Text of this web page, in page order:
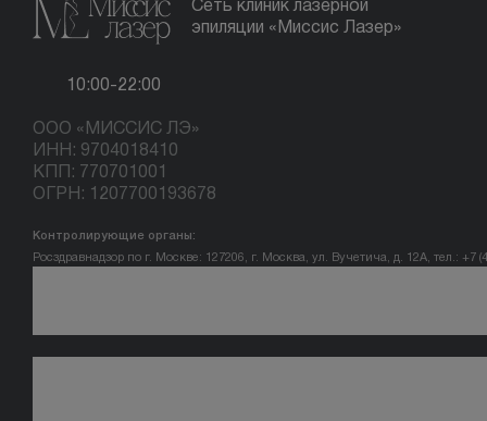
Сеть клиник лазерной
эпиляции «Миссис Лазер»
10:00-22:00
ООО «МИССИС ЛЭ»
ИНН: 9704018410
КПП: 770701001
ОГРН: 1207700193678
Контролирующие органы:
Росздравнадзор по г. Москве: 127206, г. Москва, ул. Вучетича, д. 12А, тел.: +7